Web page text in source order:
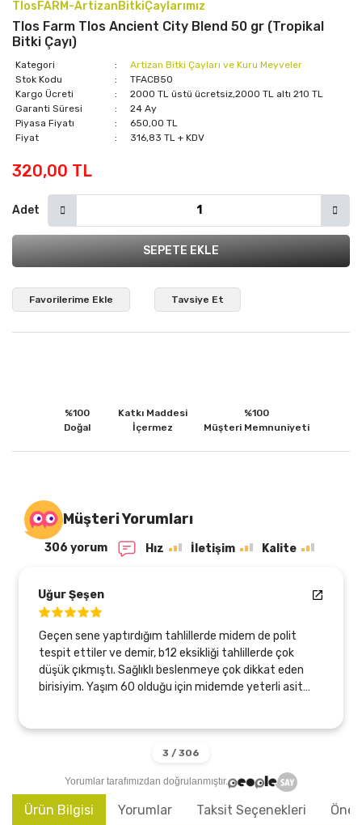
TlosFARM-ArtizanBitkiÇaylarımız
Tlos Farm Tlos Ancient City Blend 50 gr (Tropikal
Bitki Çayı)
Kategori
Artizan Bitki Çayları ve Kuru Meyveler
Stok Kodu
TFACB50
Kargo Ücreti
2000 TL üstü ücretsiz,2000 TL altı 210 TL
Garanti Süresi
24 Ay
Piyasa Fiyatı
650,00 TL
Fiyat
316,83 TL + KDV
320,00 TL
Adet
SEPETE EKLE
Tavsiye Et
%100
Doğal
Katkı Maddesi
İçermez
%100
Müşteri Memnuniyeti
Müşteri Yorumları
306 yorum Hız İletişim Kalite
Uğur Şeşen
Geçen sene yaptırdığım tahlillerde midem de polit
tespit ettiler ve demir, b12 eksikliği tahlillerde çok
düşük çıkmıştı. Sağlıklı beslenmeye çok dikkat eden
birisiyim. Yaşım 60 olduğu için midemde yeterli asit
arayışım var dı, Tlesolive ürünleriyle bu sayede
tanıştım, bir çok ürünlerini kullanıyorum, (850 ve 750
profenol) zeytinyağı, KudretNarı profenolü yüksek
zeytinyağı ve kantaron yağı karışımı nı kullanıyorum.
Yorumlar tarafımızdan doğrulanmıştır.
Ürün Bilgisi Yorumlar Taksit Seçenekleri